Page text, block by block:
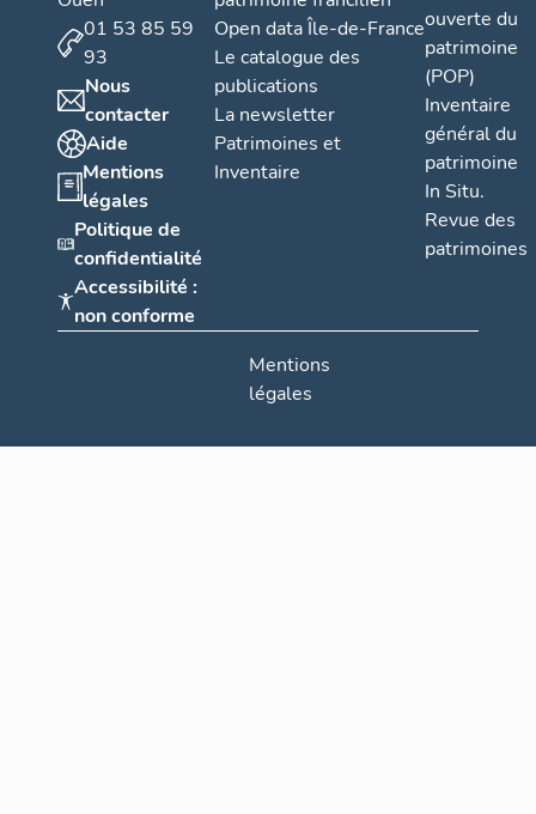
01 53 85 59
93
Nous
contacter
Aide
Mentions
légales
Politique de
confidentialité
Accessibilité :
non conforme
Open data Île-de-France
Le catalogue des
publications
La newsletter
Patrimoines et
Inventaire
ouverte du
patrimoine
(POP)
Inventaire
général du
patrimoine
In Situ.
Revue des
patrimoines
Mentions
légales